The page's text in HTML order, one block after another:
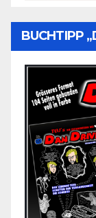
BUCHTIPP